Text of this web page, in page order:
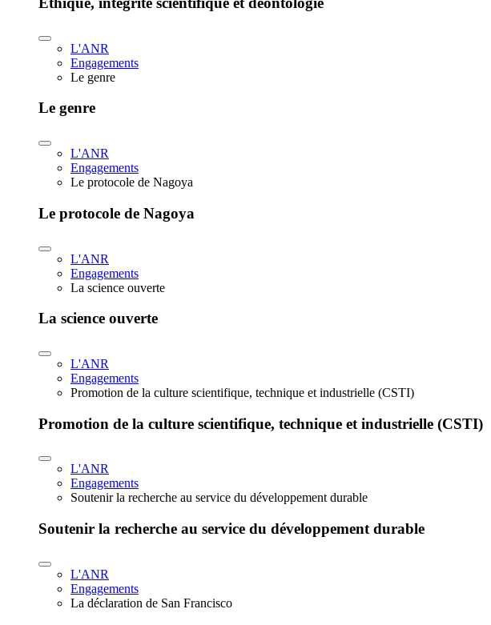
L'ANR
Engagements
Le genre
Le genre
L'ANR
Engagements
Le protocole de Nagoya
Le protocole de Nagoya
L'ANR
Engagements
La science ouverte
La science ouverte
L'ANR
Engagements
Promotion de la culture scientifique, technique et industrielle (CSTI)
Promotion de la culture scientifique, technique et industrielle (CSTI)
L'ANR
Engagements
Soutenir la recherche au service du développement durable
Soutenir la recherche au service du développement durable
L'ANR
Engagements
La déclaration de San Francisco